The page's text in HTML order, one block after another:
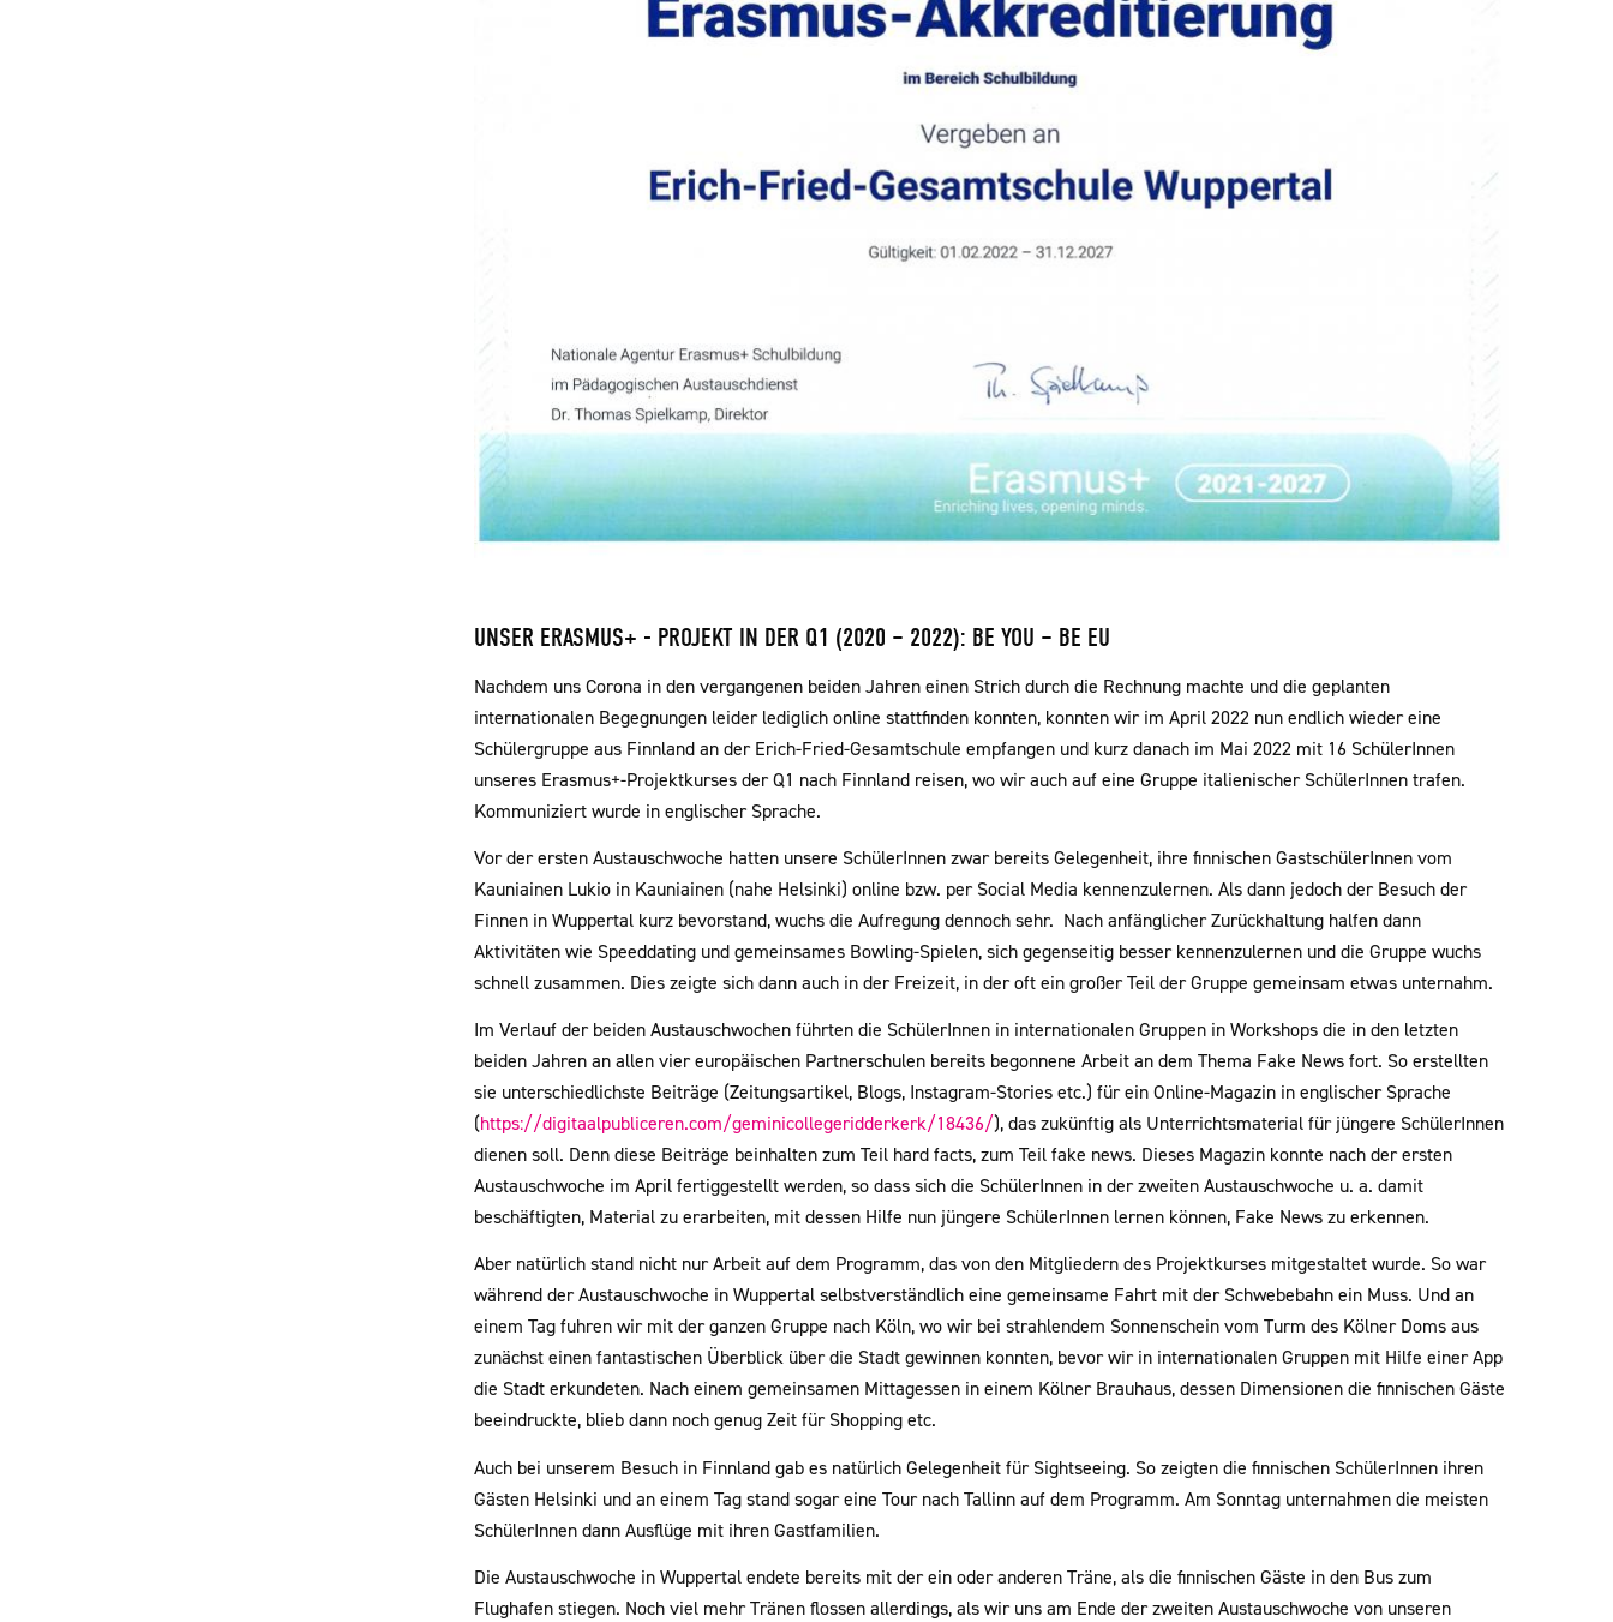
UNSER ERASMUS+ - PROJEKT IN DER Q1 (2020 – 2022): BE YOU – BE EU
Nachdem uns Corona in den vergangenen beiden Jahren einen Strich durch die Rechnung machte und die geplanten
internationalen Begegnungen leider lediglich online stattfinden konnten, konnten wir im April 2022 nun endlich wieder eine
Schülergruppe aus Finnland an der Erich-Fried-Gesamtschule empfangen und kurz danach im Mai 2022 mit 16 SchülerInnen
unseres Erasmus+-Projektkurses der Q1 nach Finnland reisen, wo wir auch auf eine Gruppe italienischer SchülerInnen trafen.
Kommuniziert wurde in englischer Sprache.
Vor der ersten Austauschwoche hatten unsere SchülerInnen zwar bereits Gelegenheit, ihre finnischen GastschülerInnen vom
Kauniainen Lukio in Kauniainen (nahe Helsinki) online bzw. per Social Media kennenzulernen. Als dann jedoch der Besuch der
Finnen in Wuppertal kurz bevorstand, wuchs die Aufregung dennoch sehr. Nach anfänglicher Zurückhaltung halfen dann
Aktivitäten wie Speeddating und gemeinsames Bowling-Spielen, sich gegenseitig besser kennenzulernen und die Gruppe wuchs
schnell zusammen. Dies zeigte sich dann auch in der Freizeit, in der oft ein großer Teil der Gruppe gemeinsam etwas unternahm.
Im Verlauf der beiden Austauschwochen führten die SchülerInnen in internationalen Gruppen in Workshops die in den letzten
beiden Jahren an allen vier europäischen Partnerschulen bereits begonnene Arbeit an dem Thema Fake News fort. So erstellten
sie unterschiedlichste Beiträge (Zeitungsartikel, Blogs, Instagram-Stories etc.) für ein Online-Magazin in englischer Sprache
(https://digitaalpubliceren.com/geminicollegeridderkerk/18436/), das zukünftig als Unterrichtsmaterial für jüngere SchülerInnen
dienen soll. Denn diese Beiträge beinhalten zum Teil hard facts, zum Teil fake news. Dieses Magazin konnte nach der ersten
Austauschwoche im April fertiggestellt werden, so dass sich die SchülerInnen in der zweiten Austauschwoche u. a. damit
beschäftigten, Material zu erarbeiten, mit dessen Hilfe nun jüngere SchülerInnen lernen können, Fake News zu erkennen.
Aber natürlich stand nicht nur Arbeit auf dem Programm, das von den Mitgliedern des Projektkurses mitgestaltet wurde. So war
während der Austauschwoche in Wuppertal selbstverständlich eine gemeinsame Fahrt mit der Schwebebahn ein Muss. Und an
einem Tag fuhren wir mit der ganzen Gruppe nach Köln, wo wir bei strahlendem Sonnenschein vom Turm des Kölner Doms aus
zunächst einen fantastischen Überblick über die Stadt gewinnen konnten, bevor wir in internationalen Gruppen mit Hilfe einer App
die Stadt erkundeten. Nach einem gemeinsamen Mittagessen in einem Kölner Brauhaus, dessen Dimensionen die finnischen Gäste
beeindruckte, blieb dann noch genug Zeit für Shopping etc.
Auch bei unserem Besuch in Finnland gab es natürlich Gelegenheit für Sightseeing. So zeigten die finnischen SchülerInnen ihren
Gästen Helsinki und an einem Tag stand sogar eine Tour nach Tallinn auf dem Programm. Am Sonntag unternahmen die meisten
SchülerInnen dann Ausflüge mit ihren Gastfamilien.
Die Austauschwoche in Wuppertal endete bereits mit der ein oder anderen Träne, als die finnischen Gäste in den Bus zum
Flughafen stiegen. Noch viel mehr Tränen flossen allerdings, als wir uns am Ende der zweiten Austauschwoche von unseren